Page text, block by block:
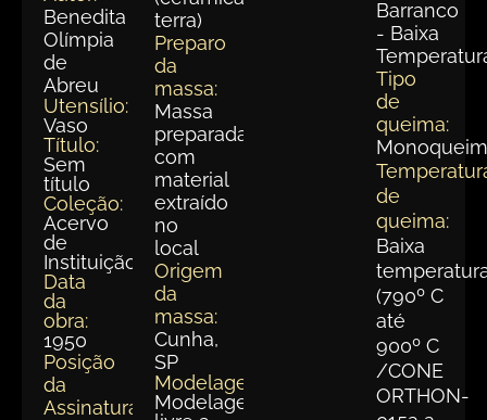
Benedita
Olímpia
de
Abreu
Utensílio:
Vaso
Título:
Sem
título
Coleção:
Acervo
de
Instituição
Data
da
obra:
1950
Posição
da
Assinatura:
terra)
Preparo
da
massa:
Massa
preparada
com
material
extraído
no
local
Origem
da
massa:
Cunha,
SP
Modelagem:
Modelagem
Barranco
- Baixa
Tipo
de
queima:
de
queima:
Baixa
(790º C
até
900º C
/CONE
ORTHON-